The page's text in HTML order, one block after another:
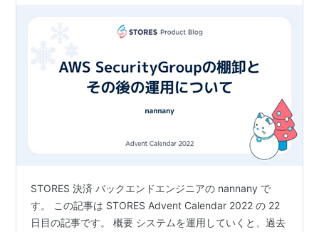
STORES 決済 バックエンドエンジニアの nannany で
す。 この記事は STORES Advent Calendar 2022 の 22
日目の記事です。 概要 システムを運用していくと、過去